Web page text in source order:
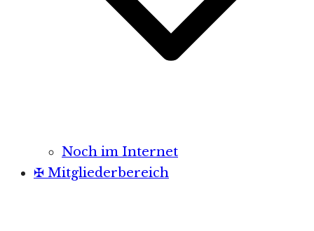
Noch im Internet
✠ Mitgliederbereich